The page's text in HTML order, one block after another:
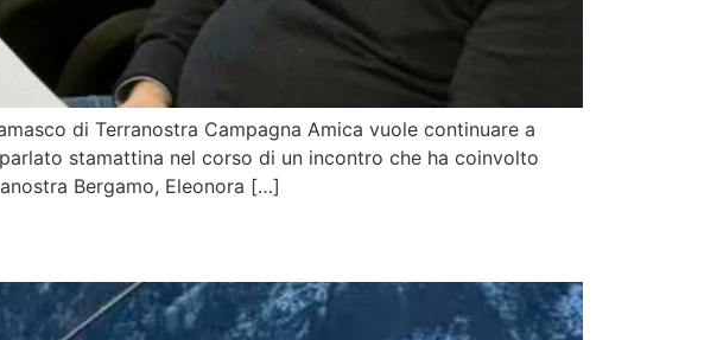
di Terranostra Campagna Amica vuole continuare a
stamattina nel corso di un incontro che ha coinvolto
Bergamo, Eleonora […]